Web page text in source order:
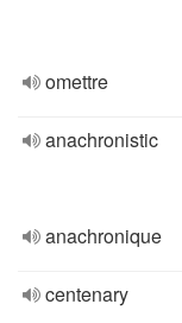
omettre
anachronistic
anachronique
centenary